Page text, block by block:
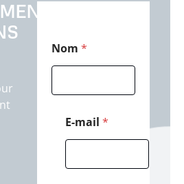
Nom *
E-mail *
s